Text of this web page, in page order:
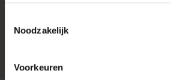
Noodzakelijk
Voorkeuren
GRIJS